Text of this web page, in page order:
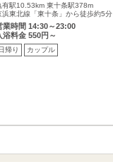
有駅10.53km 東十条駅378m
浜東北線「東十条」から徒歩約5分
業時間 14:30～23:00
浴料金 550円～
帰り カップル